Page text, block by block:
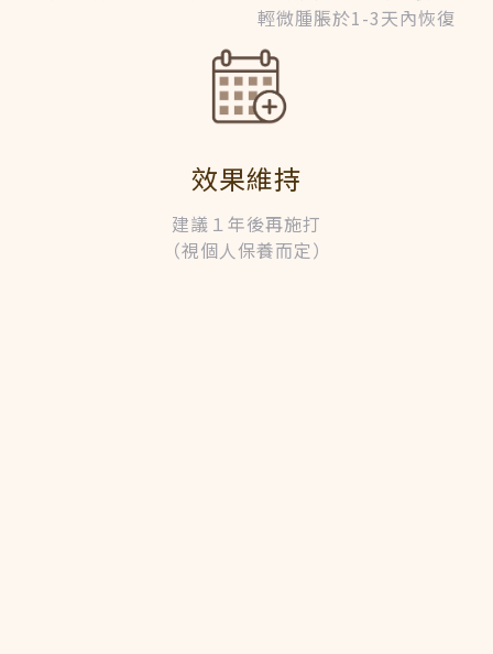
輕微腫脹於1-3天內恢復
效果維持
建議１年後再施打
（視個人保養而定）